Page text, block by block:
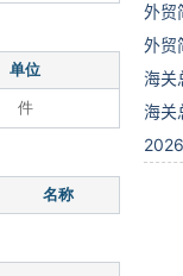
单位
件
名称